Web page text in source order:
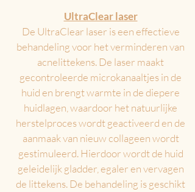
UltraClear laser
De UltraClear laser is een effectieve
behandeling voor het verminderen van
acnelittekens. De laser maakt
gecontroleerde microkanaaltjes in de
huid en brengt warmte in de diepere
huidlagen, waardoor het natuurlijke
herstelproces wordt geactiveerd en de
aanmaak van nieuw collageen wordt
gestimuleerd. Hierdoor wordt de huid
geleidelijk gladder, egaler en vervagen
de littekens. De behandeling is geschikt